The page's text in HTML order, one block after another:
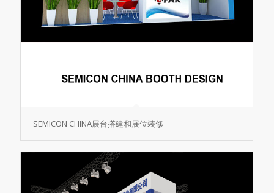
SEMICON CHINA展台搭建和展位装修